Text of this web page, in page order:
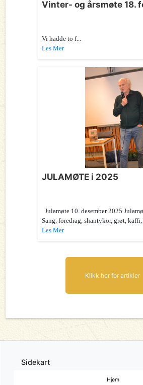
Vinter- og årsmøte 18.
Vi hadde to f...
Les Mer
JULAMØTE i 2025
Julamøte 10. desember 2025
Sang, foredrag, shantykor, grøt,
Les Mer
Klikk her for artikler
Sidekart
Hjem